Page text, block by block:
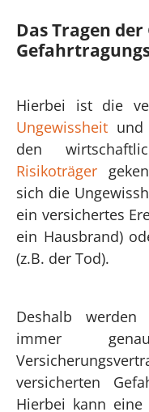
Das Tragen
Hierbei ist die
Ungewissheit
den
Risikoträger
sich die
ein versichertes
ein Hausbrand)
(z.B. der Tod).
Deshalb werden
immer
versicherten
Hierbei kann